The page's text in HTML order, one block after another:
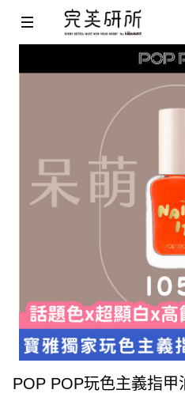
POP POP玩色主義指甲